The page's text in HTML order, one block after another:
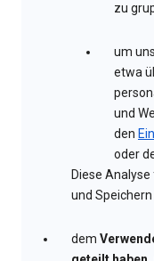
zu
um
etwa
und
den
oder
Diese
und
dem